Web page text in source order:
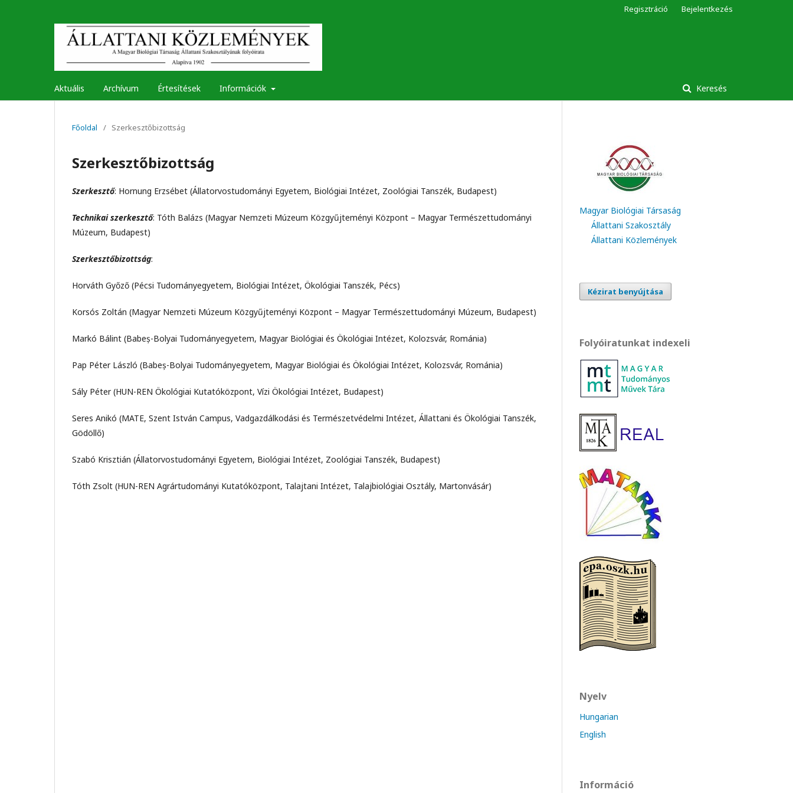
Aktuális Archívum Értesítések Információk Keresés
Regisztráció Bejelentkezés
Főoldal / Szerkesztőbizottság
Szerkesztőbizottság
Szerkesztő: Hornung Erzsébet (Állatorvostudományi Egyetem, Biológiai Intézet, Zoológiai Tanszék, Budapest)
Technikai szerkesztő: Tóth Balázs (Magyar Nemzeti Múzeum Közgyűjteményi Központ – Magyar Természettudományi
Múzeum, Budapest)
Szerkesztőbizottság:
Horváth Győző (Pécsi Tudományegyetem, Biológiai Intézet, Ökológiai Tanszék, Pécs)
Korsós Zoltán (Magyar Nemzeti Múzeum Közgyűjteményi Központ – Magyar Természettudományi Múzeum, Budapest)
Markó Bálint (Babeș-Bolyai Tudományegyetem, Magyar Biológiai és Ökológiai Intézet, Kolozsvár, Románia)
Pap Péter László (Babeș-Bolyai Tudományegyetem, Magyar Biológiai és Ökológiai Intézet, Kolozsvár, Románia)
Sály Péter (HUN-REN Ökológiai Kutatóközpont, Vízi Ökológiai Intézet, Budapest)
Seres Anikó (MATE, Szent István Campus, Vadgazdálkodási és Természetvédelmi Intézet, Állattani és Ökológiai Tanszék,
Gödöllő)
Szabó Krisztián (Állatorvostudományi Egyetem, Biológiai Intézet, Zoológiai Tanszék, Budapest)
Tóth Zsolt (HUN-REN Agrártudományi Kutatóközpont, Talajtani Intézet, Talajbiológiai Osztály, Martonvásár)
Magyar Biológiai Társaság
Állattani Szakosztály
Állattani Közlemények
Kézirat benyújtása
Folyóiratunkat indexeli
Nyelv
Hungarian
English
Információ